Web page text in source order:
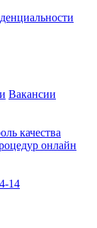
Вакансии
качества
онлайн
14